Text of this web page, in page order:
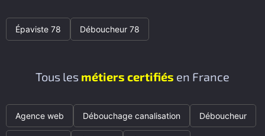
Épaviste 78 Déboucheur 78
Tous les métiers certifiés en France
Agence web Débouchage canalisation Déboucheur